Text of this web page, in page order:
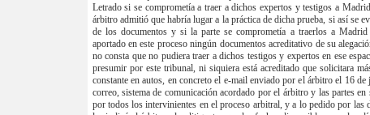
Letrado si se comprometía a traer a dichos expertos y testigos a
árbitro admitió que habría lugar a la práctica de dicha prueba, si así se
de los documentos y si la parte se comprometía a traerlos a Madrid
aportado en este proceso ningún documentos acreditativo de su
no consta que no pudiera traer a dichos testigos y expertos en ese
presumir por este tribunal, ni siquiera está acreditado que solicitara
constante en autos, en concreto el e-mail enviado por el árbitro el 16
correo, sistema de comunicación acordado por el árbitro y las partes
por todos los intervinientes en el proceso arbitral, y a lo pedido por las